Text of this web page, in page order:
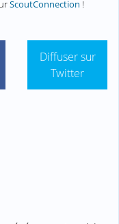
ScoutConnection !
Diffuser sur
Twitter